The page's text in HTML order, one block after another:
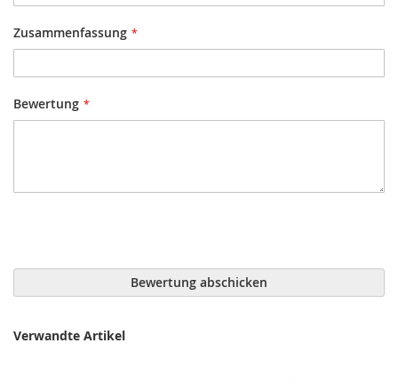
Zusammenfassung
Bewertung
Bewertung abschicken
Verwandte Artikel